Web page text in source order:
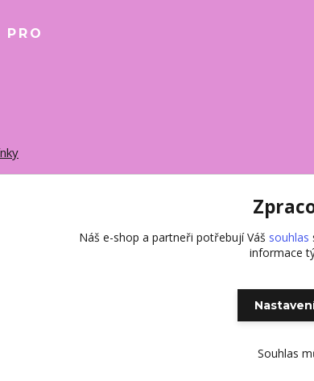
PRO
Vytvořeno
Náš e-shop a partneři potřebují Váš souhlas
informace
Souhlas